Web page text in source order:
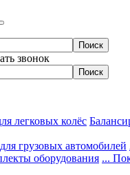
звонок
легковых колёс
для грузовых автомобилей
оборудования ...